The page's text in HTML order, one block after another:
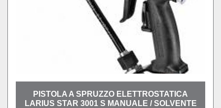
PISTOLA A SPRUZZO ELETTROSTATICA
LARIUS STAR 3001 S MANUALE / SOLVENTE